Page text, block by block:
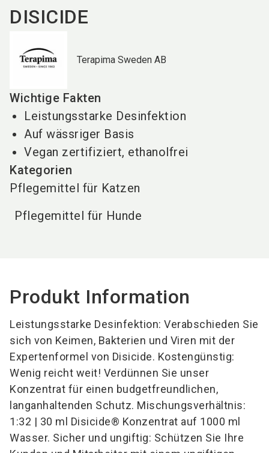
DISICIDE
Terapima Sweden AB
Wichtige Fakten
Leistungsstarke Desinfektion
Auf wässriger Basis
Vegan zertifiziert, ethanolfrei
Kategorien
Pflegemittel für Katzen
Pflegemittel für Hunde
Produkt Information
Leistungsstarke Desinfektion: Verabschieden Sie
sich von Keimen, Bakterien und Viren mit der
Expertenformel von Disicide. Kostengünstig:
Wenig reicht weit! Verdünnen Sie unser
Konzentrat für einen budgetfreundlichen,
langanhaltenden Schutz. Mischungsverhältnis:
1:32 | 30 ml Disicide® Konzentrat auf 1000 ml
Wasser. Sicher und ungiftig: Schützen Sie Ihre